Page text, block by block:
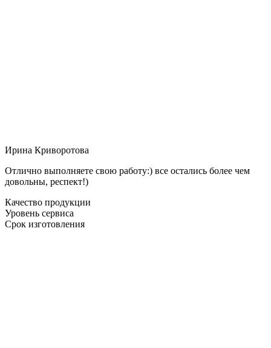
Ирина Криворотова
Отлично выполняете свою работу:) все остались более чем
довольны, респект!)
Качество продукции
Уровень сервиса
Срок изготовления